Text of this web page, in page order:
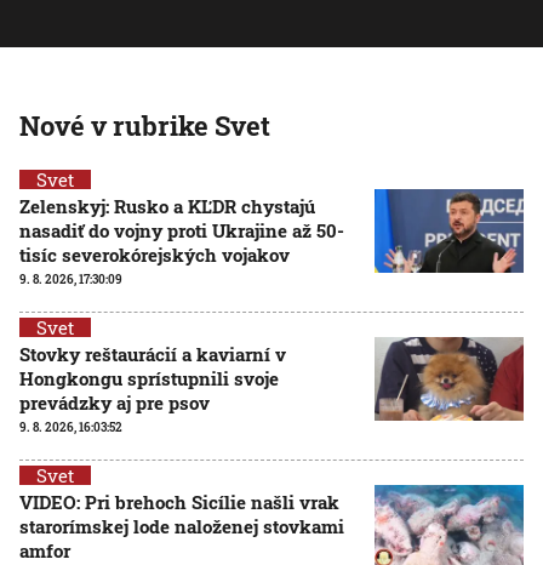
Nové v rubrike Svet
Svet
Zelenskyj: Rusko a KĽDR chystajú
nasadiť do vojny proti Ukrajine až 50-
tisíc severokórejských vojakov
9. 8. 2026, 17:30:09
Svet
Stovky reštaurácií a kaviarní v
Hongkongu sprístupnili svoje
prevádzky aj pre psov
9. 8. 2026, 16:03:52
Svet
VIDEO: Pri brehoch Sicílie našli vrak
starorímskej lode naloženej stovkami
amfor